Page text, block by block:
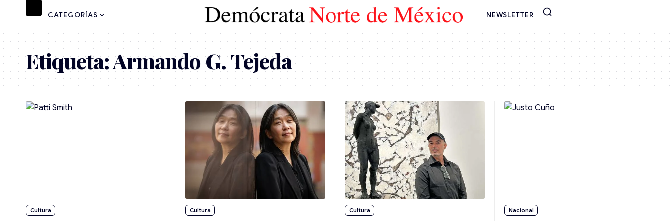
CATEGORÍAS NEWSLETTER
Etiqueta:Armando G. Tejeda
Cultura Cultura Cultura Nacional